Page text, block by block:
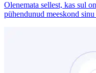
Olenemata sellest, kas sul
pühendunud meeskond sinu